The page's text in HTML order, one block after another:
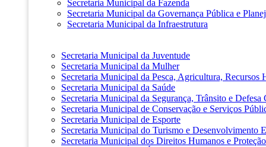
Secretaria Municipal da Fazenda
Secretaria Municipal da Governança Pública e
Secretaria Municipal da Infraestrutura
Secretaria Municipal da Juventude
Secretaria Municipal da Mulher
Secretaria Municipal da Pesca, Agricultura, Recursos
Secretaria Municipal da Saúde
Secretaria Municipal da Segurança, Trânsito e Defesa
Secretaria Municipal de Conservação e Serviços
Secretaria Municipal de Esporte
Secretaria Municipal do Turismo e Desenvolvimento
Secretaria Municipal dos Direitos Humanos e